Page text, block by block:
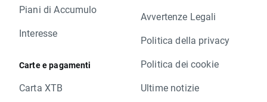
Piani di Accumulo
Interesse
Carte e pagamenti
Carta XTB
Avvertenze Legali
Politica della privacy
Politica dei cookie
Ultime notizie